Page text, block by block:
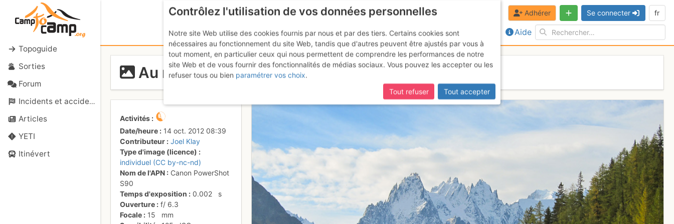
Topoguide
Sorties
Forum
Incidents et accidents
Articles
YETI
Itinévert
Aide
Adhérer Se connecter fr
Au matin, il fait encore beau
Activités
Date/heure
14 oct. 2012 08:39
Contributeur
Joel Klay
Type d'image (licence)
individuel (CC by-nc-nd)
Nom de l'APN
Canon PowerShot
S90
Temps d'exposition
0.002
s
Ouverture
f/6.3
Focale
15
mm
Contrôlez l'utilisation de vos données personnelles
Notre site Web utilise des cookies fournis par nous et par des tiers. Certains cookies sont
nécessaires au fonctionnement du site Web, tandis que d'autres peuvent être ajustés par vous à
tout moment, en particulier ceux qui nous permettent de comprendre les performances de notre
site Web et de vous fournir des fonctionnalités de médias sociaux. Vous pouvez les accepter ou les
refuser tous ou bien paramétrer vos choix.
Tout refuser
Tout accepter